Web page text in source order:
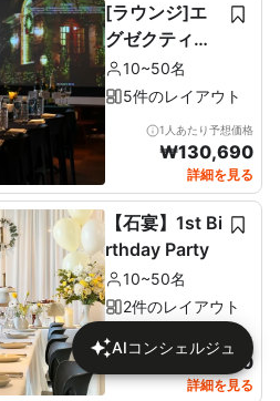
[ラウンジ]エ
グゼクティブ
ラウンジ＆テ
ラス全階（11F
10~50名
5件のレイアウト
1人あたり予想価格
₩130,690
詳細を見る
【石宴】1st Bi
rthday Party
10~50名
2件のレイアウト
1人あたり予想価格
137,680
詳細を見る
AIコンシェルジュ